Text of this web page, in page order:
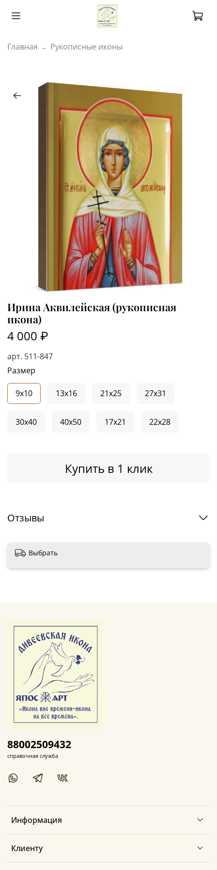
Главная Рукописные иконы
арт. 511-847
Ирина Аквилейская (рукописная
икона)
4 000 ₽
Купить в 1 клик
Размер
9x10 13x16 21x25 27x31
30x40 40x50 17x21 22x28
Отзывы
Выбрать
Информация
Клиенту
88002509432
справочная служба